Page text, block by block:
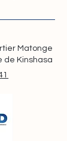
Matonge
de Kinshasa